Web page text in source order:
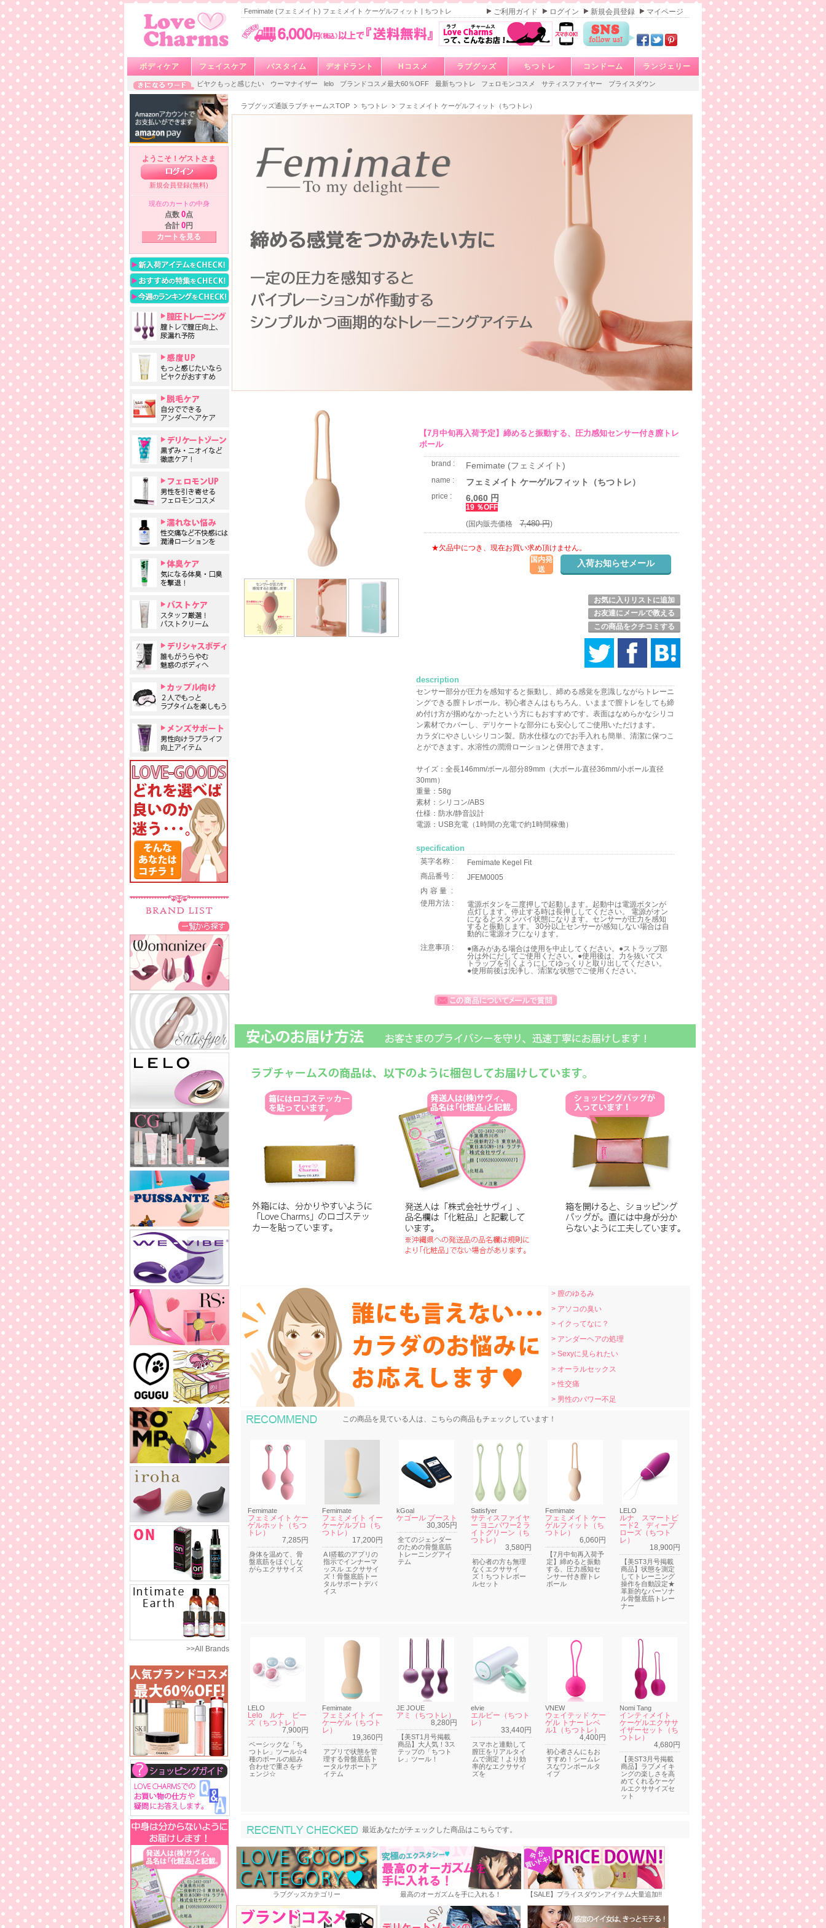
Femimate (フェミメイト) フェミメイト ケーゲルフィット | ちつトレ ご利用ガイド ログイン 新規会員登録 マイページ
ボディケア フェイスケア バスタイム デオドラント Hコスメ ラブグッズ ちつトレ コンドーム ランジェリー
ビヤクもっと感じたい ウーマナイザー lelo ブランドコスメ最大60％OFF 最新ちつトレ フェロモンコスメ サティスファイヤー プライスダウン
ようこそ！ゲストさま
新規会員登録(無料)
現在のカートの中身
点数 0点
合計 0円
カートを見る
>>All Brands
ラブグッズ通販ラブチャームスTOP ちつトレ フェミメイト ケーゲルフィット（ちつトレ）
【7月中旬再入荷予定】締めると振動する、圧力感知センサー付き膣トレ
ボール
brand : Femimate (フェミメイト)
name : フェミメイト ケーゲルフィット（ちつトレ）
price : 6,060 円
19 ％OFF
(国内販売価格7,480 円)
★欠品中につき、現在お買い求め頂けません。
国内発
送
お気に入りリストに追加
お友達にメールで教える
この商品をクチコミする
description
センサー部分が圧力を感知すると振動し、締める感覚を意識しながらトレーニ
ングできる膣トレボール。初心者さんはもちろん、いままで膣トレをしても締
め付け方が掴めなかったという方にもおすすめです。表面はなめらかなシリコ
ン素材でカバーし、デリケートな部分にも安心してご使用いただけます。
カラダにやさしいシリコン製。防水仕様なのでお手入れも簡単、清潔に保つこ
とができます。水溶性の潤滑ローションと併用できます。
サイズ：全長146mm/ボール部分89mm（大ボール直径36mm/小ボール直径
30mm）
重量：58g
素材：シリコン/ABS
仕様：防水/静音設計
電源：USB充電（1時間の充電で約1時間稼働）
specification
英字名称 :
Femimate Kegel Fit
商品番号 :
JFEM0005
内容量 :
使用方法 :
電源ボタンを二度押しで起動します。起動中は電源ボタンが
点灯します。停止する時は長押ししてください。 電源がオン
になるとスタンバイ状態になります。センサーが圧力を感知
すると振動します。 30分以上センサーが感知しない場合は自
動的に電源オフになります。
注意事項 :
●痛みがある場合は使用を中止してください。●ストラップ部
分は外にだしてご使用ください。●使用後は、力を抜いてス
トラップを引くようにしてゆっくりと取り出してください。
●使用前後は洗浄し、清潔な状態でご使用ください。
> 膣のゆるみ
> アソコの臭い
> イクってなに？
> アンダーヘアの処理
> Sexyに見られたい
> オーラルセックス
> 性交痛
> 男性のパワー不足
おすすめ商品
この商品を見ている人は、こちらの商品もチェックしています！
Femimate
フェミメイト ケー
ゲルホット（ちつ
トレ）
7,285円
身体を温めて、骨
盤底筋をほぐしな
がらエクササイズ
Femimate
フェミメイト イー
ケーゲルプロ（ち
つトレ）
17,200円
A I搭載のアプリの
指示でインナーマ
ッスル エクササイ
ズ！骨盤底筋トー
タルサポートデバ
イス
kGoal
ケゴール ブースト
30,305円
全てのジェンダー
のための骨盤底筋
トレーニングアイ
テム
Satisfyer
サティスファイヤ
ー ヨニパワー2 ラ
イトグリーン（ち
つトレ）
3,580円
初心者の方も無理
なくエクササイ
ズ！ちつトレボー
ルセット
Femimate
フェミメイト ケー
ゲルフィット（ち
つトレ）
6,060円
【7月中旬再入荷予
定】締めると振動
する、圧力感知セ
ンサー付き膣トレ
ボール
LELO
ルナ スマートビ
ード2 ディープ
ローズ（ちつト
レ）
18,900円
【美ST3月号掲載
商品】状態を測定
してトレーニング
操作を自動設定★
革新的なパーソナ
ル骨盤底筋トレー
ナー
LELO
Lelo ルナ ビー
ズ（ちつトレ）
7,900円
ベーシックな「ち
つトレ」ツール☆4
種のボールの組み
合わせで重さをチ
ェンジ☆
Femimate
フェミメイト イー
ケーゲル（ちつト
レ）
19,360円
アプリで状態を管
理する骨盤底筋ト
ータルサポートア
イテム
JE JOUE
アミ（ちつトレ）
8,280円
【美ST1月号掲載
商品】大人気！3ス
テップの「ちつト
レ」ツール！
elvie
エルビー（ちつト
レ）
33,440円
スマホと連動して
膣圧をリアルタイ
ムで測定！より効
率的なエクササイ
ズを
VNEW
ウェイテッド ケー
ゲル トナー レベ
ル1（ちつトレ）
4,400円
初心者さんにもお
すすめ！シームレ
スなワンボールタ
イプ
Nomi Tang
インティメイト
ケーゲルエクササ
イザーセット（ち
つトレ）
4,680円
【美ST3月号掲載
商品】ラブメイキ
ングの楽しさを高
めてくれるケーゲ
ルエクササイズセ
ット
最近あなたがチェックした商品
最近あなたがチェックした商品はこちらです。
ラブグッズカテゴリー 最高のオーガズムを手に入れる！ 【SALE】プライスダウンアイテム大量追加!!